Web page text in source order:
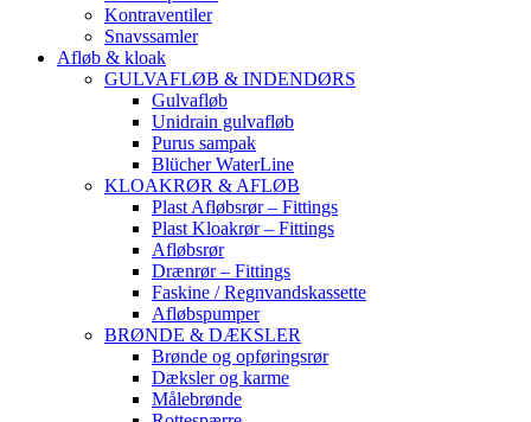
Kontraventiler
Snavssamler
Afløb & kloak
GULVAFLØB & INDENDØRS
Gulvafløb
Unidrain gulvafløb
Purus sampak
Blücher WaterLine
KLOAKRØR & AFLØB
Plast Afløbsrør – Fittings
Plast Kloakrør – Fittings
Afløbsrør
Drænrør – Fittings
Faskine / Regnvandskassette
Afløbspumper
BRØNDE & DÆKSLER
Brønde og opføringsrør
Dæksler og karme
Målebrønde